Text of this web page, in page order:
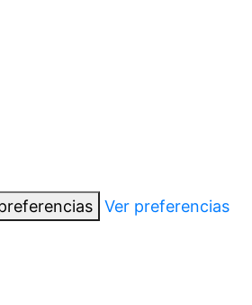
Ver preferencias